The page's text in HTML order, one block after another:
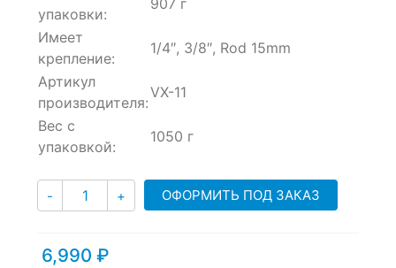
упаковки:
907 г
Имеет
крепление:
1/4″, 3/8″, Rod 15mm
Артикул
производителя:
VX-11
Вес с
упаковкой:
1050 г
- Количество
+ ОФОРМИТЬ ПОД ЗАКАЗ
6,990 ₽